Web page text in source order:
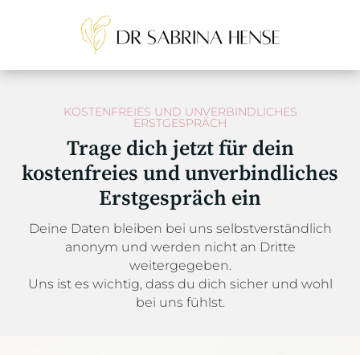
KOSTENFREIES UND UNVERBINDLICHES
ERSTGESPRÄCH
Trage dich jetzt für dein
kostenfreies und unverbindliches
Erstgespräch ein
Deine Daten bleiben bei uns selbstverständlich
anonym und werden nicht an Dritte
weitergegeben.
Uns ist es wichtig, dass du dich sicher und wohl
bei uns fühlst.